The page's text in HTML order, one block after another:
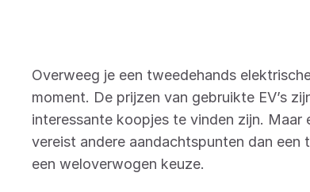
Overweeg je een tweedehands
moment. De prijzen van gebruikte EV’s
interessante koopjes te vinden zijn.
vereist andere aandachtspunten dan
een weloverwogen keuze.